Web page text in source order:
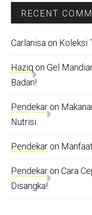
RECENT
Carlanisa on Koleksi
Haziq onGel
Badan!
Pendekar on
Nutrisi.
Pendekar on
Pendekar onCara
Disangka!.